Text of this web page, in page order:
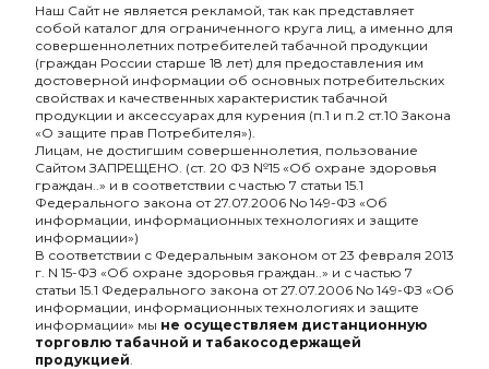
Бренд-Tortuga
Длина щипцов, см- 24
Материал-сталь
Разборный-Нет
безнал-Да
Наш Сайт не является рекламой, так как представляет
собой каталог для ограниченного круга лиц, а именно для
совершеннолетних потребителей табачной продукции
(граждан России старше 18 лет) для предоставления им
достоверной информации об основных потребительских
свойствах и качественных характеристик табачной
продукции и аксессуарах для курения (п.1 и п.2 ст.10 Закона
«О защите прав Потребителя»).
Лицам, не достигшим совершеннолетия, пользование
Сайтом ЗАПРЕЩЕНО. (ст. 20 ФЗ №15 «Об охране здоровья
граждан..» и в соответствии с частью 7 статьи 15.1
Федерального закона от 27.07.2006 No 149-ФЗ «Об
информации, информационных технологиях и защите
информации»)
В соответствии с Федеральным законом от 23 февраля 2013
г. N 15-ФЗ «Об охране здоровья граждан..» и с частью 7
статьи 15.1 Федерального закона от 27.07.2006 No 149-ФЗ «Об
информации, информационных технологиях и защите
информации» мы не осуществляем дистанционную
торговлю табачной и табакосодержащей
продукцией